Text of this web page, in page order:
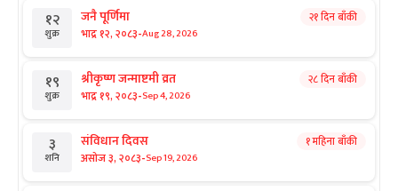
१२
शुक्र
जनै पूर्णिमा
भाद्र १२, २०८३-Aug 28, 2026
२१ दिन बाँकी
१९
शुक्र
श्रीकृष्ण जन्माष्टमी व्रत
भाद्र १९, २०८३-Sep 4, 2026
२८ दिन बाँकी
३
शनि
संविधान दिवस
असोज ३, २०८३-Sep 19, 2026
१ महिना बाँकी